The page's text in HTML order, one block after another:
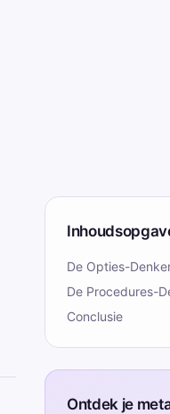
De Opties-
De Procedures-
Conclusie
Ontdek je